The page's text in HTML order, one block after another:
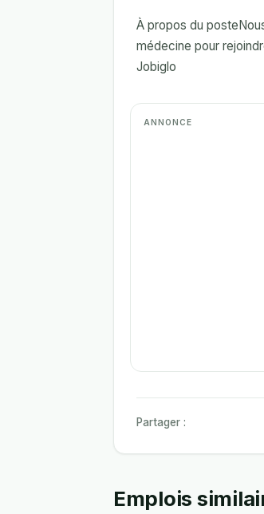
À propos du
médecine pour
Jobiglo
Partager :
Emplois